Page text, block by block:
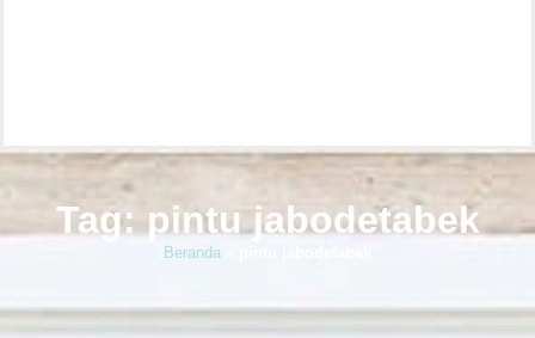
Tag: pintu jabodetabek
Beranda